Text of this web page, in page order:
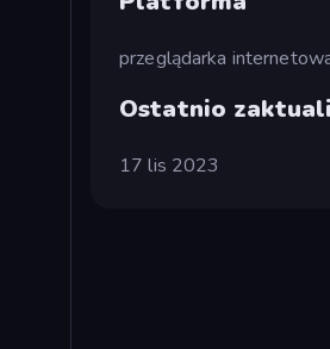
przeglądarka
Ostatnio
17 lis 2023